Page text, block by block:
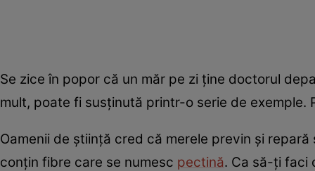
Se zice în popor că un măr pe zi ţine doctorul
mult, poate fi susţinută printr-o serie de exemple.
Oamenii de ştiinţă cred că merele previn şi
conţin fibre care se numesc pectină. Ca să-ţi faci